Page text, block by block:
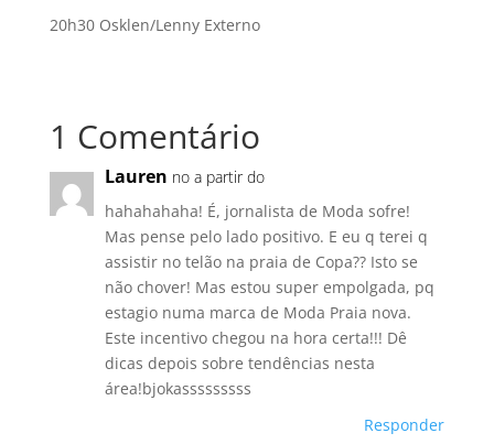
20h30 Osklen/Lenny Externo
1 Comentário
Lauren no a partir do
hahahahaha! É, jornalista de Moda sofre!
Mas pense pelo lado positivo. E eu q terei q
assistir no telão na praia de Copa?? Isto se
não chover! Mas estou super empolgada, pq
estagio numa marca de Moda Praia nova.
Este incentivo chegou na hora certa!!! Dê
dicas depois sobre tendências nesta
área!bjokasssssssss
Responder